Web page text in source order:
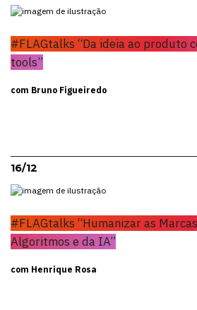
#FLAGtalks “Da ideia ao produto
tools”
com Bruno Figueiredo
16/12
#FLAGtalks “Humanizar as
Algoritmos e da IA”
com Henrique Rosa